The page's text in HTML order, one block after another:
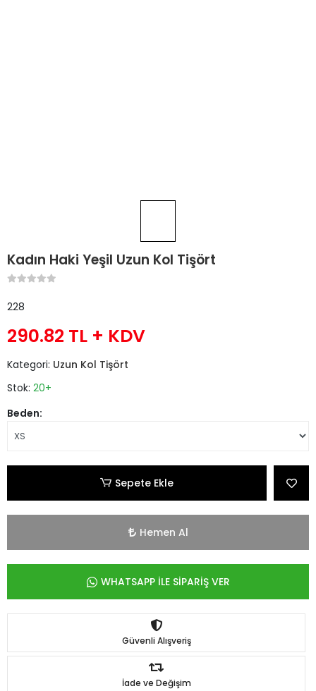
Kadın Haki Yeşil Uzun Kol Tişört
228
290.82 TL + KDV
Kategori: Uzun Kol Tişört
Stok: 20+
Beden:
Sepete Ekle
Hemen Al
WHATSAPP İLE SİPARİŞ VER
Güvenli Alışveriş
İade ve Değişim